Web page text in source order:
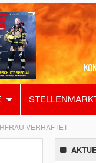
VERHAFTET